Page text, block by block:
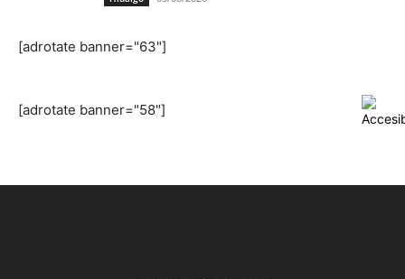
[adrotate banner="63"]
[adrotate banner="58"]